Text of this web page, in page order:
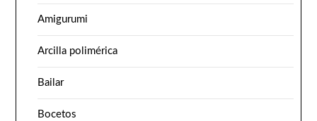
Amigurumi
Arcilla polimérica
Bailar
Bocetos